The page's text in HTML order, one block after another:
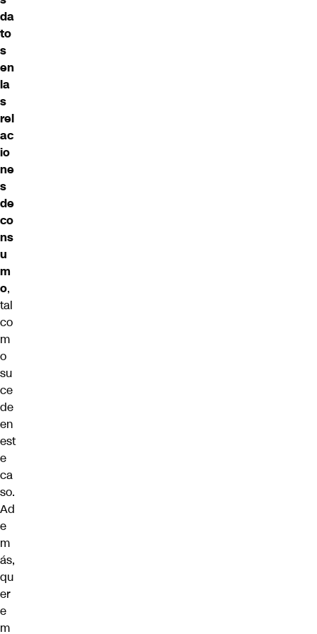
da
to
s
en
la
s
rel
ac
io
ne
s
de
co
ns
u
m
o,
tal
co
m
o
su
ce
de
en
est
e
ca
so.
Ad
e
m
ás,
qu
er
e
m